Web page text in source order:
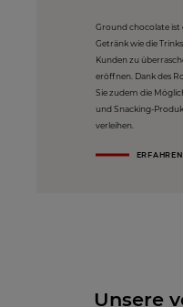
Ground chocolate ist
Getränk wie die
Kunden zu
eröffnen. Dank des
Sie zudem die
und Snacking-
verleihen.
Unsere